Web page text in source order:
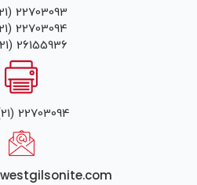
22703093
22703094
26155936
22703094